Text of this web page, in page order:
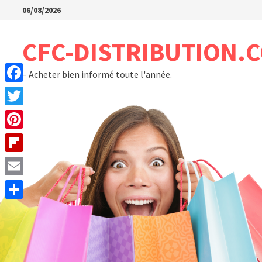
Passer06/08/2026
CFC-
– Acheter bien informé toute l'année.
Facebook
Twitter
Pinterest
Flipboard
Email
Partager